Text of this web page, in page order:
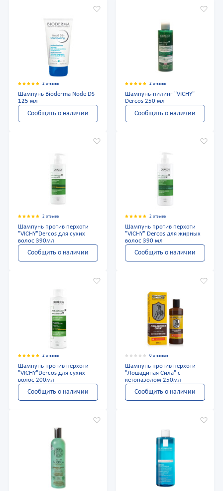
2 отзыва
Шампунь Bioderma Node DS
125 мл
Сообщить о наличии
2 отзыва
Шампунь-пилинг "VICHY"
Dercos 250 мл
Сообщить о наличии
2 отзыва
Шампунь против перхоти
"VICHY"Dercos для сухих
волос 390мл
Сообщить о наличии
2 отзыва
Шампунь против перхоти
"VICHY" Dercos для жирных
волос 390 мл
Сообщить о наличии
2 отзыва
Шампунь против перхоти
"VICHY"Dercos для сухих
волос 200мл
Сообщить о наличии
0 отзывов
Шампунь против перхоти
"Лошадиная Сила" с
кетоназолом 250мл
Сообщить о наличии